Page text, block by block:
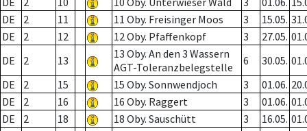
DE
2 11 11 Oby. Freisinger Moos 3 15.05.
DE
2 12 12 Oby. Pfaffenkopf 3 27.05.
DE
2 13
13 Oby. An den 3 Wassern
AGT-Toleranzbelegstelle
6 30.05.
DE
2 15 15 Oby. Sonnwendjoch 3 01.06.
DE
2 16 16 Oby. Raggert 3 01.06.
DE
2 18 18 Oby. Sauschütt 3 16.05.